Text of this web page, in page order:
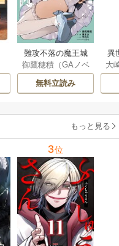
難攻不落の魔王城
へようこそ～デバ
フは不要と勇者パ
ーティーを追い出
魔王軍の最高幹部
に迎えられる～
御鷹穂積（GAノベ
ル／SBクリエイテ
ィブ刊）/蚕堂j1
六/ユウヒ
無料立読み
異
は
大
もっと見る
3位